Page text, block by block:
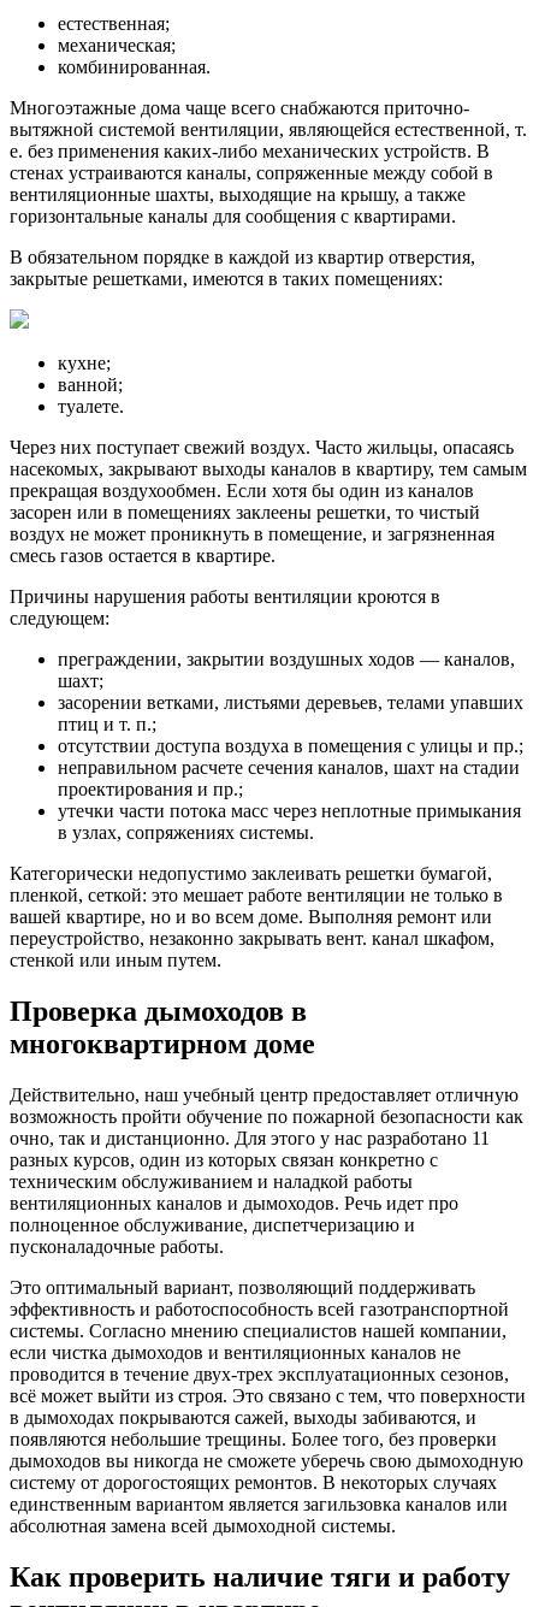
естественная;
механическая;
комбинированная.
Многоэтажные дома чаще всего снабжаются приточно-
вытяжной системой вентиляции, являющейся естественной, т.
е. без применения каких-либо механических устройств. В
стенах устраиваются каналы, сопряженные между собой в
вентиляционные шахты, выходящие на крышу, а также
горизонтальные каналы для сообщения с квартирами.
В обязательном порядке в каждой из квартир отверстия,
закрытые решетками, имеются в таких помещениях:
кухне;
ванной;
туалете.
Через них поступает свежий воздух. Часто жильцы, опасаясь
насекомых, закрывают выходы каналов в квартиру, тем самым
прекращая воздухообмен. Если хотя бы один из каналов
засорен или в помещениях заклеены решетки, то чистый
воздух не может проникнуть в помещение, и загрязненная
смесь газов остается в квартире.
Причины нарушения работы вентиляции кроются в
следующем:
преграждении, закрытии воздушных ходов — каналов,
шахт;
засорении ветками, листьями деревьев, телами упавших
птиц и т. п.;
отсутствии доступа воздуха в помещения с улицы и пр.;
неправильном расчете сечения каналов, шахт на стадии
проектирования и пр.;
утечки части потока масс через неплотные примыкания
в узлах, сопряжениях системы.
Категорически недопустимо заклеивать решетки бумагой,
пленкой, сеткой: это мешает работе вентиляции не только в
вашей квартире, но и во всем доме. Выполняя ремонт или
переустройство, незаконно закрывать вент. канал шкафом,
стенкой или иным путем.
Проверка дымоходов в
многоквартирном доме
Действительно, наш учебный центр предоставляет отличную
возможность пройти обучение по пожарной безопасности как
очно, так и дистанционно. Для этого у нас разработано 11
разных курсов, один из которых связан конкретно с
техническим обслуживанием и наладкой работы
вентиляционных каналов и дымоходов. Речь идет про
полноценное обслуживание, диспетчеризацию и
пусконаладочные работы.
Это оптимальный вариант, позволяющий поддерживать
эффективность и работоспособность всей газотранспортной
системы. Согласно мнению специалистов нашей компании,
если чистка дымоходов и вентиляционных каналов не
проводится в течение двух-трех эксплуатационных сезонов,
всё может выйти из строя. Это связано с тем, что поверхности
в дымоходах покрываются сажей, выходы забиваются, и
появляются небольшие трещины. Более того, без проверки
дымоходов вы никогда не сможете уберечь свою дымоходную
систему от дорогостоящих ремонтов. В некоторых случаях
единственным вариантом является загильзовка каналов или
абсолютная замена всей дымоходной системы.
Как проверить наличие тяги и работу